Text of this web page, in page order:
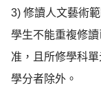
3) 修讀人文藝術
學生不能重複修
准，且所修學科
學分者除外。